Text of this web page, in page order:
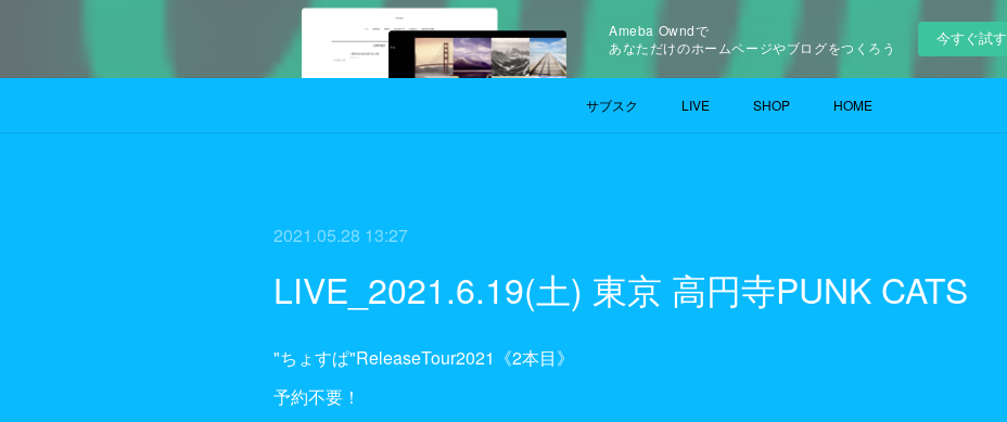
Ameba Owndで
あなただけのホームページやブログをつくろう
今すぐ試す
サブスク LIVE SHOP HOME
2021.05.28 13:27
LIVE_2021.6.19(土) 東京 高円寺PUNK CATS
"ちょすぱ"ReleaseTour2021《2本目》
予約不要！